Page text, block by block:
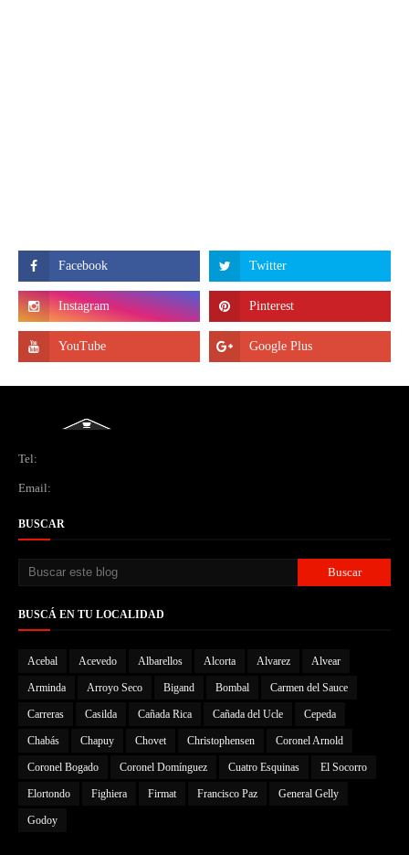
Tel:
Email:
BUSCAR
BUSCÁ EN TU LOCALIDAD
Acebal Acevedo Albarellos Alcorta Alvarez Alvear
Arminda Arroyo Seco Bigand Bombal Carmen del Sauce
Carreras Casilda Cañada Rica Cañada del Ucle Cepeda
Chabás Chapuy Chovet Christophensen Coronel Arnold
Coronel Bogado Coronel Domínguez Cuatro Esquinas El Socorro
Elortondo Fighiera Firmat Francisco Paz General Gelly
Godoy